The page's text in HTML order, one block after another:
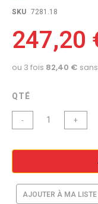
SKU 7281.18
247,20
QTÉ
- +
AJOUTER À MA LISTE